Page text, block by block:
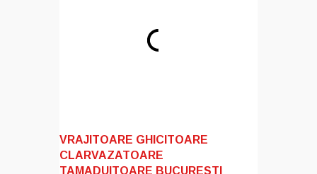
VRAJITOARE GHICITOARE
CLARVAZATOARE
TAMADUITOARE BUCURESTI